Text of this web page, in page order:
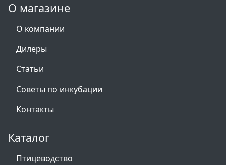
О магазине
О компании
Дилеры
Статьи
Советы по инкубации
Контакты
Каталог
Птицеводство